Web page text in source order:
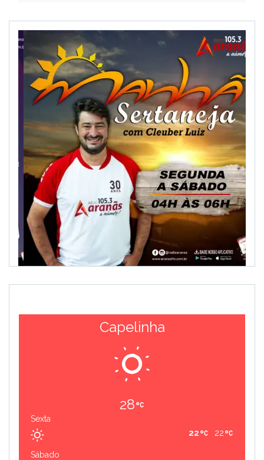
Capelinha
28
Sexta
22
22
Sábado